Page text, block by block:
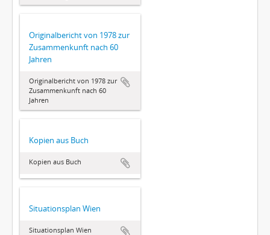
Originalbericht von 1978 zur
Zusammenkunft nach 60
Jahren
Originalbericht von 1978 zur
Zusammenkunft nach 60
Jahren
Kopien aus Buch
Kopien aus Buch
Situationsplan Wien
Situationsplan Wien